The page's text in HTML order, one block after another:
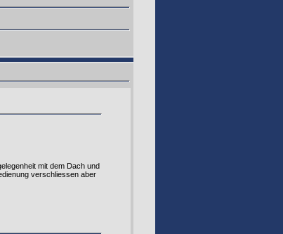
mit dem Dach und
verschliessen aber